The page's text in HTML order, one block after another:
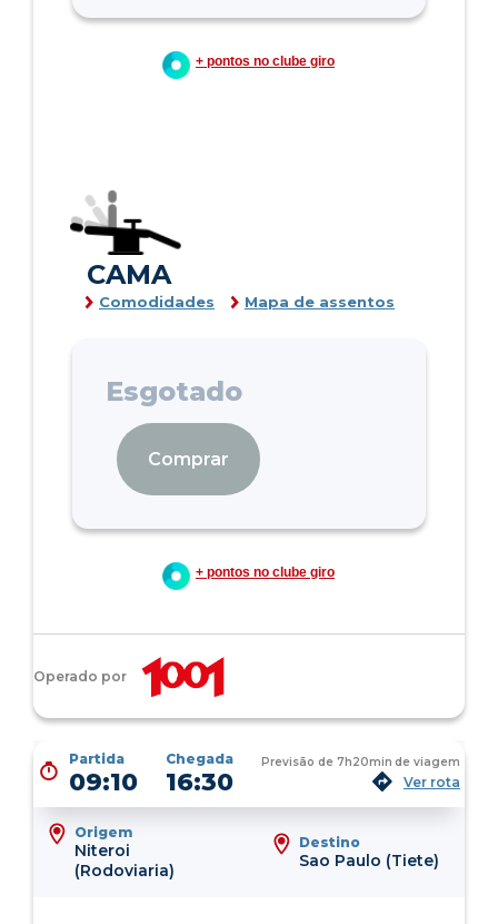
+ pontos no clube giro
CAMA
Comodidades Mapa de assentos
Esgotado
Comprar
+ pontos no clube giro
Operado por
Partida
09:10
Chegada
16:30
Previsão de 7h20min de viagem
Ver rota
Origem
Niteroi
(Rodoviaria)
Destino
Sao Paulo (Tiete)